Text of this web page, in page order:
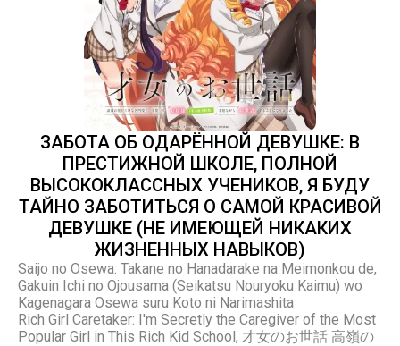
ЗАБОТА ОБ ОДАРЁННОЙ ДЕВУШКЕ: В
ПРЕСТИЖНОЙ ШКОЛЕ, ПОЛНОЙ
ВЫСОКОКЛАССНЫХ УЧЕНИКОВ, Я БУДУ
ТАЙНО ЗАБОТИТЬСЯ О САМОЙ КРАСИВОЙ
ДЕВУШКЕ (НЕ ИМЕЮЩЕЙ НИКАКИХ
ЖИЗНЕННЫХ НАВЫКОВ)
Saijo no Osewa: Takane no Hanadarake na Meimonkou de,
Gakuin Ichi no Ojousama (Seikatsu Nouryoku Kaimu) wo
Kagenagara Osewa suru Koto ni Narimashita
Rich Girl Caretaker: I'm Secretly the Caregiver of the Most
Popular Girl in This Rich Kid School, 才女のお世話 高嶺の